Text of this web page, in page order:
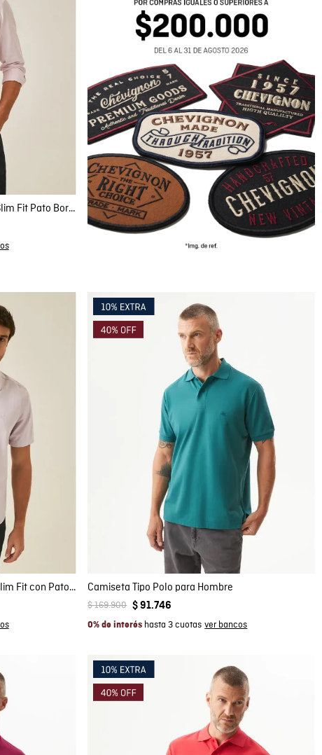
Camisa de Hombre Manga Larga Slim Fit Pato Bordado Tela Oxford en Algodón
Camisa de Hombre Manga Corta Slim Fit con Pato Bordado Tono a Tono en Algodón Twill
Compra rápida
AGREGAR AL CARRITO
L
M XL
XS
Camiseta Tipo Polo para Hombre
$169.900 $ 91.746
0% de interés hasta 3 cuotas